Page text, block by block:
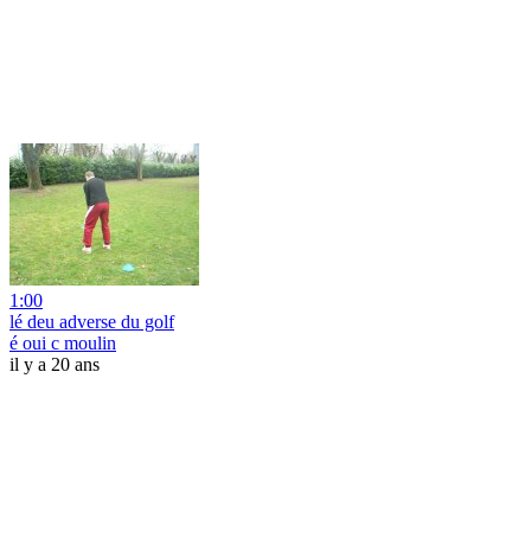
1:00
lé deu adverse du golf
é oui c moulin
il y a 20 ans